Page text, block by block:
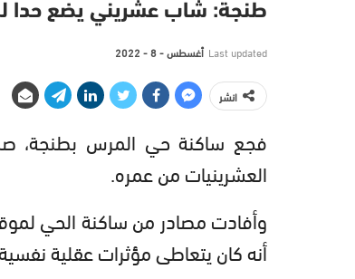
طنجة: شاب عشريني يضع حدا
Last updated أغسطس - 8 - 2022
انشر
العشرينيات من عمره.
وأفادت مصادر من ساكنة الحي
أنه كان يتعاطى مؤثرات عقلية